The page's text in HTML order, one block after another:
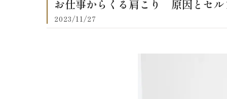
お仕事からくる肩こり 原因とセル
2023/11/27